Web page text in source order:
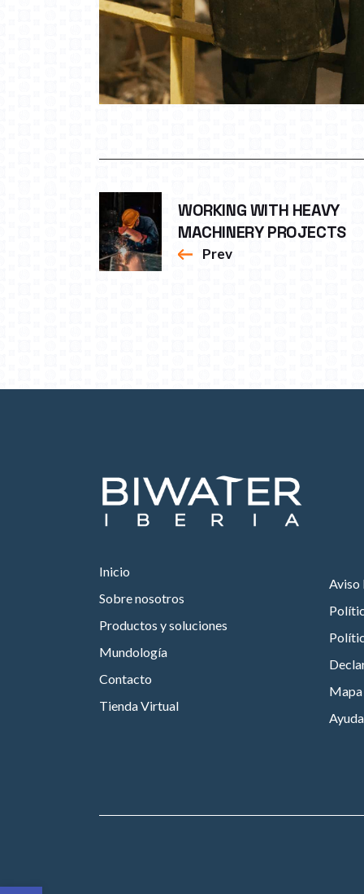
WORKING WITH HEAVY
MACHINERY PROJECTS
Prev
Inicio
Sobre nosotros
Productos y soluciones
Mundología
Contacto
Tienda Virtual
Aviso
Ayuda